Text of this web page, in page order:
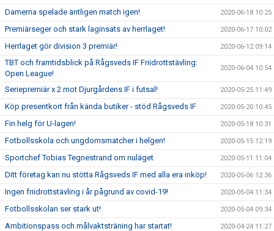
Damerna spelade äntligen match igen! 2020-06-18 10:25
Premiärseger och stark laginsats av herrlaget! 2020-06-17 10:02
Herrlaget gör division 3 premiär! 2020-06-12 09:14
TBT och framtidsblick på Rågsveds IF Friidrottstävling:
Open League!
2020-06-04 10:54
Seriepremiär x 2 mot Djurgårdens IF i futsal! 2020-05-25 11:49
Köp presentkort från kända butiker - stöd Rågsveds IF 2020-05-20 10:45
Fin helg för U-lagen! 2020-05-18 10:31
Fotbollsskola och ungdomsmatcher i helgen! 2020-05-15 12:19
Sportchef Tobias Tegnestrand om nuläget 2020-05-11 11:04
Ditt företag kan nu stötta Rågsveds IF med alla era inköp! 2020-05-06 12:36
Ingen friidrottstävling i år pågrund av covid-19! 2020-05-04 11:34
Fotbollsskolan ser stark ut! 2020-05-04 09:34
Ambitionspass och målvaktsträning har startat! 2020-04-24 11:27